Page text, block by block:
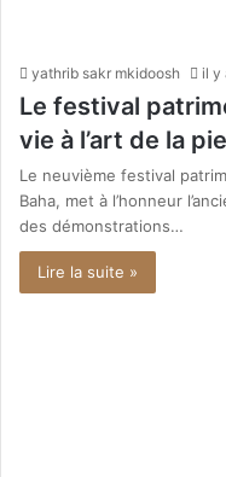
yathrib sakr mkidoosh il y
Le festival
vie à l’art de la
Le neuvième festival
Baha, met à l’honneur
des démonstrations…
Lire la suite »